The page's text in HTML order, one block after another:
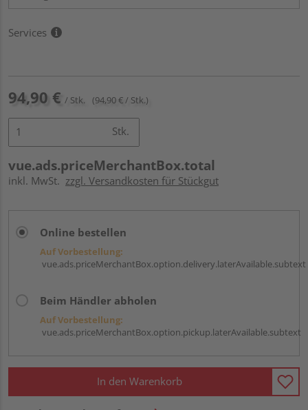
Services
94,90 € / Stk. (94,90 € / Stk.)
Stk.
vue.ads.priceMerchantBox.total
inkl. MwSt. zzgl. Versandkosten für Stückgut
Online bestellen
Auf Vorbestellung:
vue.ads.priceMerchantBox.option.delivery.laterAvailable.subtext
Beim Händler abholen
Auf Vorbestellung:
vue.ads.priceMerchantBox.option.pickup.laterAvailable.subtext
In den Warenkorb